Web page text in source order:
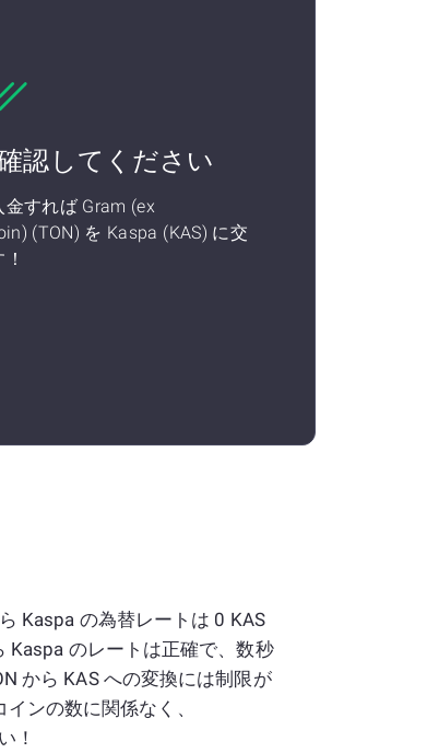
認してください
金すれば Gram (ex
(TON) を Kaspa (KAS) に交
Kaspa の為替レートは 0 KAS
Kaspa のレートは正確で、数秒
から KAS への変換には制限が
ンの数に関係なく、
！